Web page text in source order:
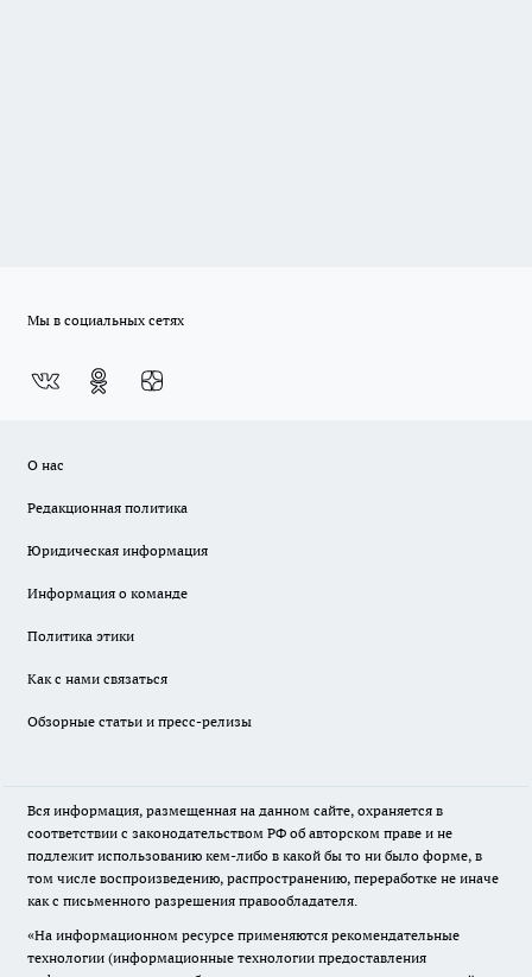
Мы в социальных сетях
О нас
Редакционная политика
Юридическая информация
Информация о команде
Политика этики
Как с нами связаться
Обзорные статьи и пресс-релизы
Вся информация, размещенная на данном сайте, охраняется в
соответствии с законодательством РФ об авторском праве и не
подлежит использованию кем-либо в какой бы то ни было форме, в
том числе воспроизведению, распространению, переработке не иначе
как с письменного разрешения правообладателя.
«На информационном ресурсе применяются рекомендательные
технологии (информационные технологии предоставления